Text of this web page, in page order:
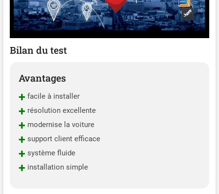
Bilan du test
Avantages
+ facile à installer
+ résolution excellente
+ modernise la voiture
+ support client efficace
+ système fluide
+ installation simple